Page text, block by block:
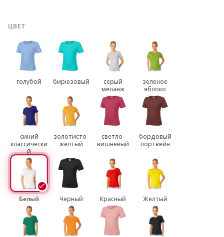
ЦВЕТ
голубой бирюзовый
серый
меланж
зеленое
яблоко
синий
классически
й
золотисто-
желтый
светло-
вишневый
бордовый
портвейн
Белый Черный Красный Желтый